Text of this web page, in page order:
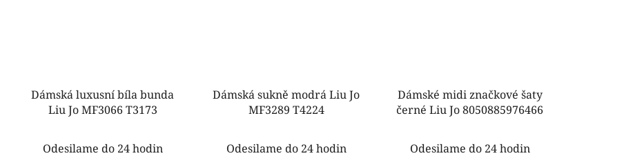
Dámská luxusní bíla bunda
Liu Jo MF3066 T3173
Odesilame do 24 hodin
Dámská sukně modrá Liu Jo
MF3289 T4224
Odesilame do 24 hodin
Dámské midi značkové šaty
černé Liu Jo 8050885976466
Odesilame do 24 hodin